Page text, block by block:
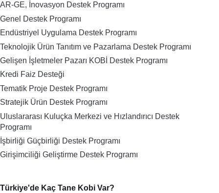
AR-GE, İnovasyon Destek Programı
Genel Destek Programı
Endüstriyel Uygulama Destek Programı
Teknolojik Ürün Tanıtım ve Pazarlama Destek Programı
Gelişen İşletmeler Pazarı KOBİ Destek Programı
Kredi Faiz Desteği
Tematik Proje Destek Programı
Stratejik Ürün Destek Programı
Uluslararası Kuluçka Merkezi ve Hızlandırıcı Destek
Programı
İşbirliği Güçbirliği Destek Programı
Girişimciliği Geliştirme Destek Programı
Türkiye'de Kaç Tane Kobi Var?